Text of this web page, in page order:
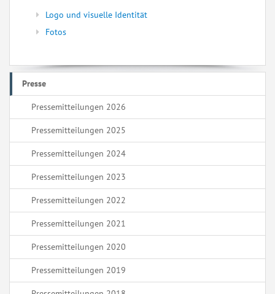
Logo und visuelle Identität
Fotos
Presse
Pressemitteilungen 2026
Pressemitteilungen 2025
Pressemitteilungen 2024
Pressemitteilungen 2023
Pressemitteilungen 2022
Pressemitteilungen 2021
Pressemitteilungen 2020
Pressemitteilungen 2019